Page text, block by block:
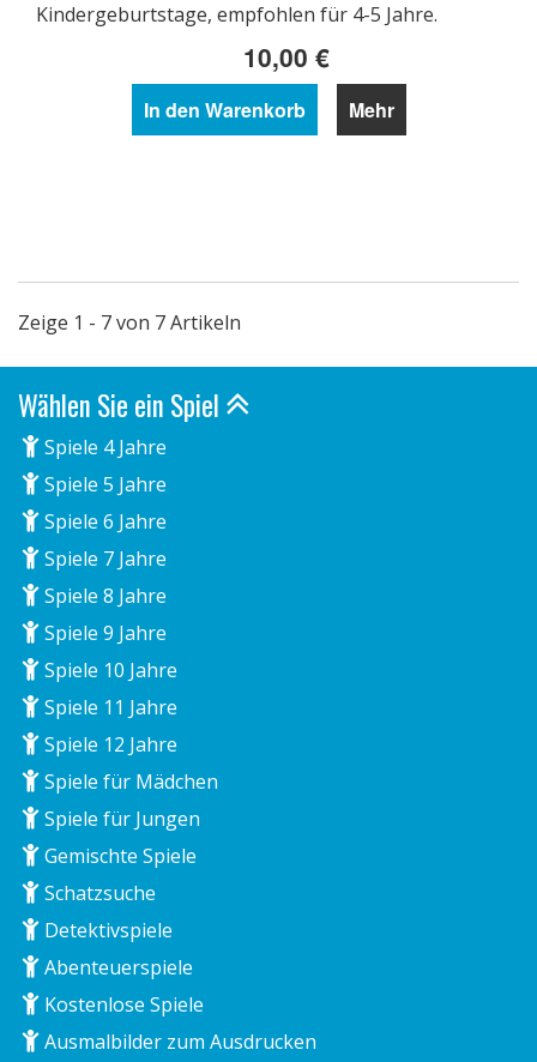
Kindergeburtstage, empfohlen für 4-5 Jahre.
10,00 €
In den Warenkorb Mehr
Zeige 1 - 7 von 7 Artikeln
Wählen Sie ein Spiel
Spiele 4 Jahre
Spiele 5 Jahre
Spiele 6 Jahre
Spiele 7 Jahre
Spiele 8 Jahre
Spiele 9 Jahre
Spiele 10 Jahre
Spiele 11 Jahre
Spiele 12 Jahre
Spiele für Mädchen
Spiele für Jungen
Gemischte Spiele
Schatzsuche
Detektivspiele
Abenteuerspiele
Kostenlose Spiele
Ausmalbilder zum Ausdrucken